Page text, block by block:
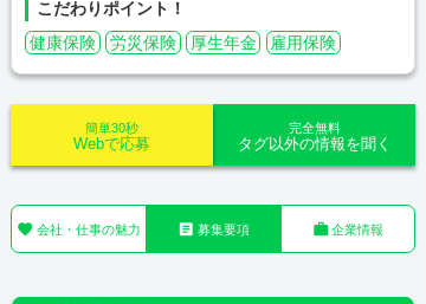
こだわりポイント！
健康保険
労災保険 厚生年金 雇用保険
完全無料
タグ以外の情報を聞く
簡単30秒
Webで応募
 会社・仕事の魅力  募集要項 企業情報